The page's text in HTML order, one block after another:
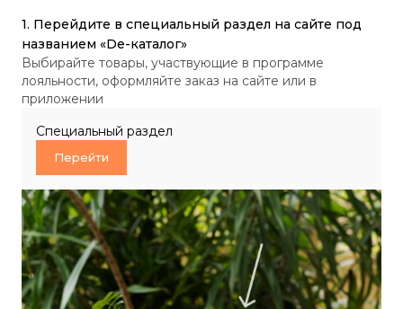
1. Перейдите в специальный раздел на сайте под
названием «De-каталог»
Выбирайте товары, участвующие в программе
лояльности, оформляйте заказ на сайте или в
приложении
Специальный раздел
Перейти